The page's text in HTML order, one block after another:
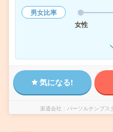
男女比率
女性
気になる!
派遣会社 パーソルテンプス